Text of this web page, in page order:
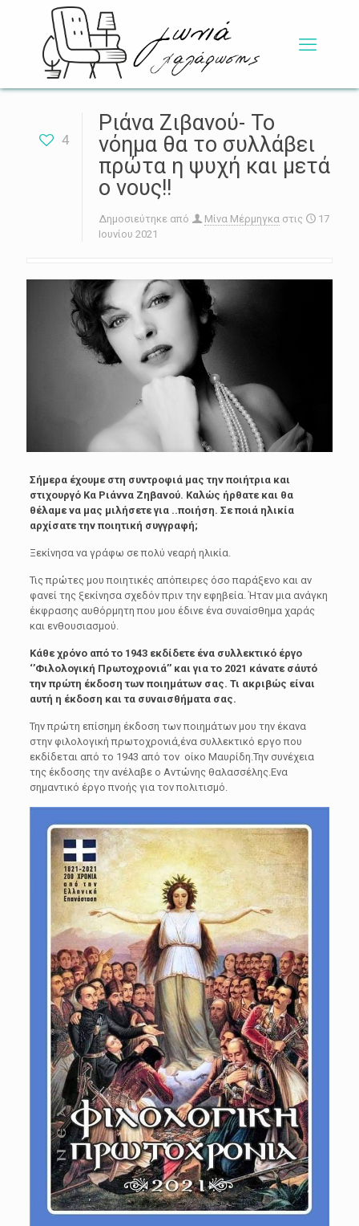
4
Ριάνα Ζιβανού- Το
νόημα θα το συλλάβει
πρώτα η ψυχή και μετά
ο νους!!
Δημοσιεύτηκε από Μίνα Μέρμηγκα στις
17
Ιουνίου 2021
Σήμερα έχουμε στη συντροφιά μας την ποιήτρια και
στιχουργό Κα Ριάννα Ζηβανού. Καλώς ήρθατε και θα
θέλαμε να μας μιλήσετε για ..ποιήση. Σε ποιά ηλικία
αρχίσατε την ποιητική συγγραφή;
Ξεκίνησα να γράφω σε πολύ νεαρή ηλικία.
Τις πρώτες μου ποιητικές απόπειρες όσο παράξενο και αν
φανεί της ξεκίνησα σχεδόν πριν την εφηβεία. Ήταν μια ανάγκη
έκφρασης αυθόρμητη που μου έδινε ένα συναίσθημα χαράς
και ενθουσιασμού.
Κάθε χρόνο από το 1943 εκδίδετε ένα συλλεκτικό έργο
‘’Φιλολογική Πρωτοχρονιά’’ και για το 2021 κάνατε σάυτό
την πρώτη έκδοση των ποιημάτων σας. Τι ακριβώς είναι
αυτή η έκδοση και τα συναισθήματα σας.
Την πρώτη επίσημη έκδοση των ποιημάτων μου την έκανα
στην φιλολογική πρωτοχρονιά,ένα συλλεκτικό εργο που
εκδίδεται από το 1943 από τον οίκο Μαυρίδη.Την συνέχεια
της έκδοσης την ανέλαβε ο Αντώνης θαλασσέλης.Ενα
σημαντικό έργο πνοής για τον πολιτισμό.